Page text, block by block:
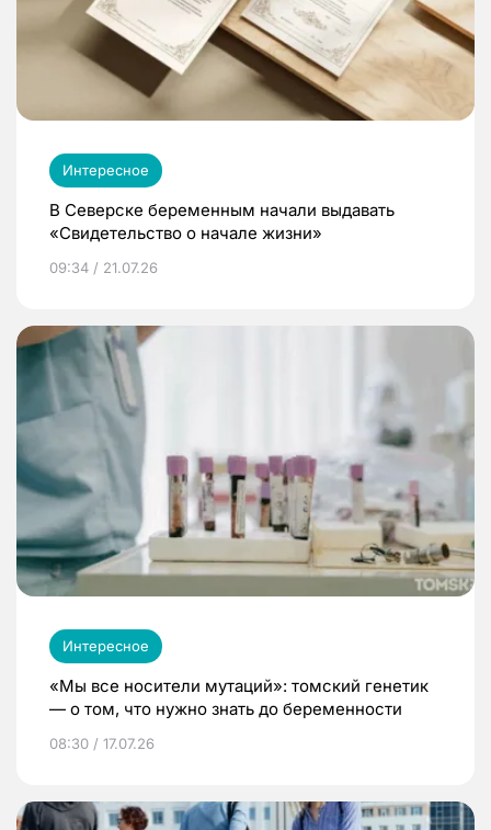
Интересное
В Северске беременным начали выдавать
«Свидетельство о начале жизни»
09:34 / 21.07.26
Интересное
«Мы все носители мутаций»: томский генетик
— о том, что нужно знать до беременности
08:30 / 17.07.26